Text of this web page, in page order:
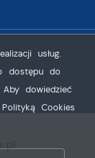
usług.
dostępu do
dowiedzieć
Cookies